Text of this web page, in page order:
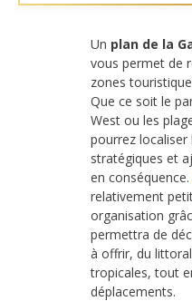
Un plan de la
vous permet de
zones
Que ce soit le
West ou les
pourrez localiser
stratégiques et
en conséquence.
relativement
organisation
permettra de
à offrir, du
tropicales, tout
déplacements.